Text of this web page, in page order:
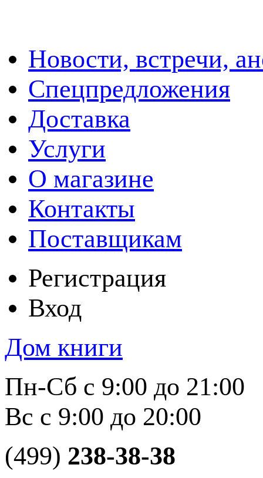
Новости, встречи,
Спецпредложения
Доставка
Услуги
О магазине
Контакты
Поставщикам
Регистрация
Вход
Дом книги
Пн-Сб с 9:00 до 21:00
Вс с 9:00 до 20:00
(499) 238-38-38